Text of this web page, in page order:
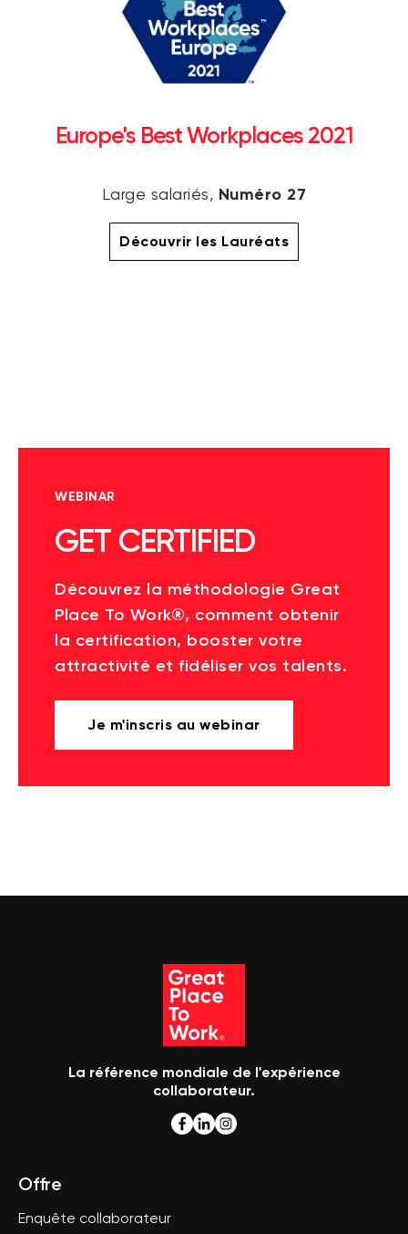
Europe's Best Workplaces 2021
Large salariés, Numéro 27
Découvrir les Lauréats
WEBINAR
GET CERTIFIED
Découvrez la méthodologie Great
Place To Work®, comment obtenir
la certification, booster votre
attractivité et fidéliser vos talents.
Je m'inscris au webinar
La référence mondiale de l'expérience
collaborateur.
Offre
Enquête collaborateur